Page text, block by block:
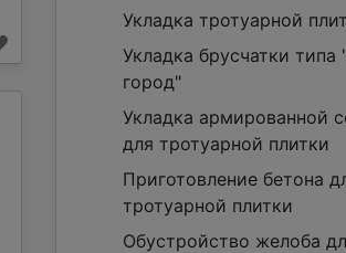
Укладка тротуарной
Укладка брусчатки
город"
Укладка армированной
для тротуарной плитки
Приготовление бетона
тротуарной плитки
Обустройство желоба